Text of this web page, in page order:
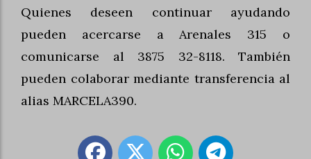
Quienes deseen continuar ayudando
pueden acercarse a Arenales 315 o
comunicarse al 3875 32-8118. También
pueden colaborar mediante transferencia al
alias MARCELA390.